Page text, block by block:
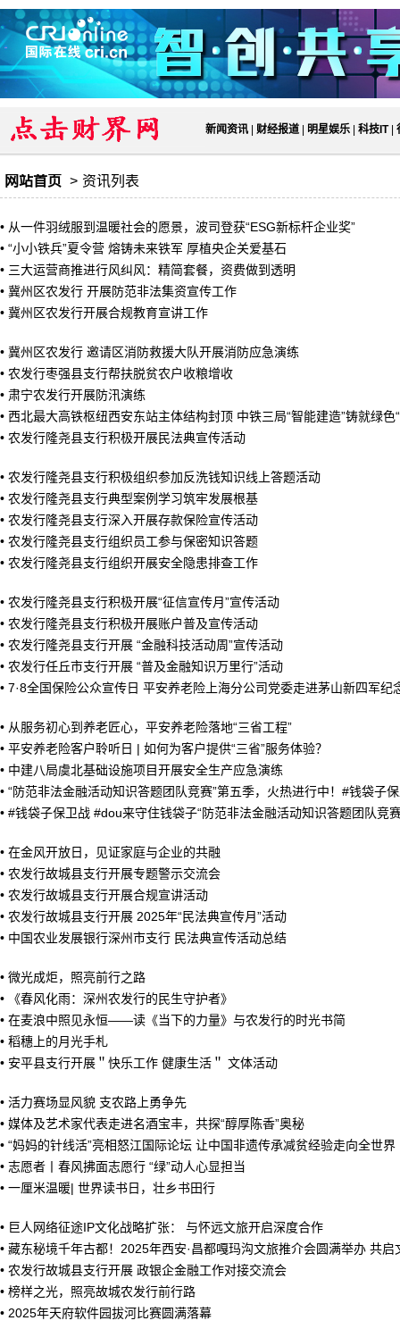
新闻资讯 财经报道 明星娱乐 科技IT|
网站首页 > 资讯列表
• 从一件羽绒服到温暖社会的愿景，波司登获“ESG新标杆企业奖”
• “小小铁兵”夏令营 熔铸未来铁军 厚植央企关爱基石
• 三大运营商推进行风纠风：精简套餐，资费做到透明
• 冀州区农发行 开展防范非法集资宣传工作
• 冀州区农发行开展合规教育宣讲工作
• 冀州区农发行 邀请区消防救援大队开展消防应急演练
• 农发行枣强县支行帮扶脱贫农户收粮增收
• 肃宁农发行开展防汛演练
• 西北最大高铁枢纽西安东站主体结构封顶 中铁三局“智能建造”铸就绿色
• 农发行隆尧县支行积极开展民法典宣传活动
• 农发行隆尧县支行积极组织参加反洗钱知识线上答题活动
• 农发行隆尧县支行典型案例学习筑牢发展根基
• 农发行隆尧县支行深入开展存款保险宣传活动
• 农发行隆尧县支行组织员工参与保密知识答题
• 农发行隆尧县支行组织开展安全隐患排查工作
• 农发行隆尧县支行积极开展“征信宣传月”宣传活动
• 农发行隆尧县支行积极开展账户普及宣传活动
• 农发行隆尧县支行开展 “金融科技活动周”宣传活动
• 农发行任丘市支行开展 “普及金融知识万里行”活动
• 7·8全国保险公众宣传日 平安养老险上海分公司党委走进茅山新四军纪
• 从服务初心到养老匠心，平安养老险落地“三省工程”
• 平安养老险客户聆听日 | 如何为客户提供“三省”服务体验？
• 中建八局虞北基础设施项目开展安全生产应急演练
• “防范非法金融活动知识答题团队竞赛”第五季，火热进行中！#钱袋子
• #钱袋子保卫战 #dou来守住钱袋子“防范非法金融活动知识答题团队竞
• 在金风开放日，见证家庭与企业的共融
• 农发行故城县支行开展专题警示交流会
• 农发行故城县支行开展合规宣讲活动
• 农发行故城县支行开展 2025年“民法典宣传月”活动
• 中国农业发展银行深州市支行 民法典宣传活动总结
• 微光成炬，照亮前行之路
•
《春风化雨：深州农发行的民生守护者》
• 在麦浪中照见永恒——读《当下的力量》与农发行的时光书简
• 稻穗上的月光手札
• 安平县支行开展＂快乐工作 健康生活＂ 文体活动
• 活力赛场显风貌 支农路上勇争先
• 媒体及艺术家代表走进名酒宝丰，共探“醇厚陈香”奥秘
• “妈妈的针线活”亮相怒江国际论坛 让中国非遗传承减贫经验走向全世界
• 志愿者丨春风拂面志愿行 “绿”动人心显担当
• 一厘米温暖| 世界读书日，壮乡书田行
• 巨人网络征途IP文化战略扩张： 与怀远文旅开启深度合作
• 藏东秘境千年古都！2025年西安·昌都嘎玛沟文旅推介会圆满举办 共启
• 农发行故城县支行开展 政银企金融工作对接交流会
• 榜样之光，照亮故城农发行前行路
• 2025年天府软件园拔河比赛圆满落幕